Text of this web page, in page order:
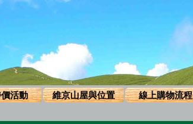
活動 維京山屋與位置 線上購物流程